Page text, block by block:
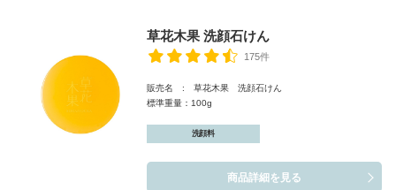
草花木果 洗顔石けん
175件
販売名 : 草花木果 洗顔石けん
標準重量：100g
洗顔料
商品詳細を見る